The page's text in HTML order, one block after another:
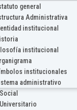
general
Administrativa
institucional
institucional
institucionales
administrativo